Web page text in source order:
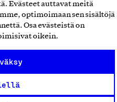
Evästeet auttavat meitä
optimoimaan sen sisältöjä
Osa evästeistä on
oikein.
merkki